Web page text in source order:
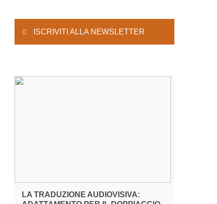
ISCRIVITI ALLA NEWSLETTER
LA TRADUZIONE AUDIOVISIVA: